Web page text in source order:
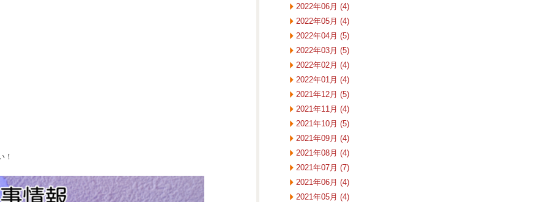
！
2022年06月 (4)
2022年05月 (4)
2022年04月 (5)
2022年03月 (5)
2022年02月 (4)
2022年01月 (4)
2021年12月 (5)
2021年11月 (4)
2021年10月 (5)
2021年09月 (4)
2021年08月 (4)
2021年07月 (7)
2021年06月 (4)
2021年05月 (4)